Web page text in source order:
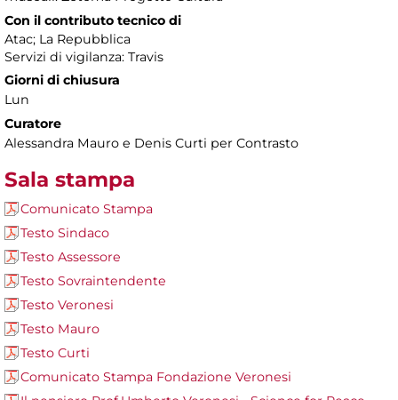
Con il contributo tecnico di
Atac; La Repubblica
Servizi di vigilanza: Travis
Giorni di chiusura
Lun
Curatore
Alessandra Mauro e Denis Curti per Contrasto
Sala stampa
Comunicato Stampa
Testo Sindaco
Testo Assessore
Testo Sovraintendente
Testo Veronesi
Testo Mauro
Testo Curti
Comunicato Stampa Fondazione Veronesi